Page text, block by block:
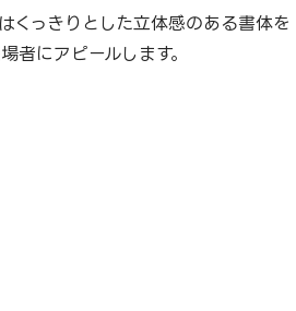
くっきりとした立体感のある書体を
者にアピールします。